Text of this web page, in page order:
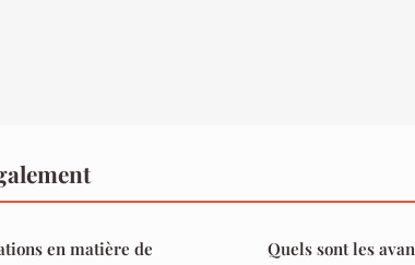
en matière de
Quels sont les